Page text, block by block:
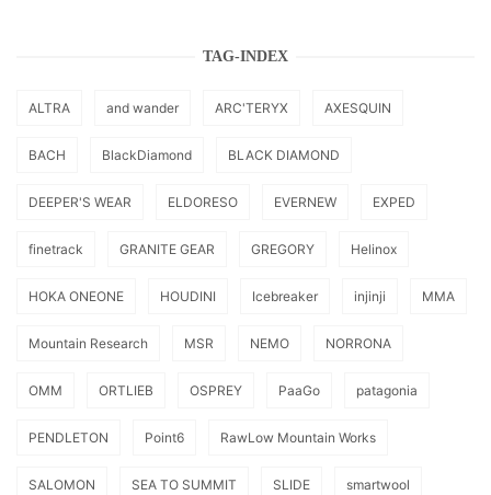
TAG-INDEX
ALTRA and wander ARC'TERYX AXESQUIN
BACH BlackDiamond BLACK DIAMOND
DEEPER'S WEAR ELDORESO EVERNEW EXPED
finetrack GRANITE GEAR GREGORY Helinox
HOKA ONEONE HOUDINI Icebreaker injinji MMA
Mountain Research MSR NEMO NORRONA
OMM ORTLIEB OSPREY PaaGo patagonia
PENDLETON Point6 RawLow Mountain Works
SALOMON SEA TO SUMMIT SLIDE smartwool